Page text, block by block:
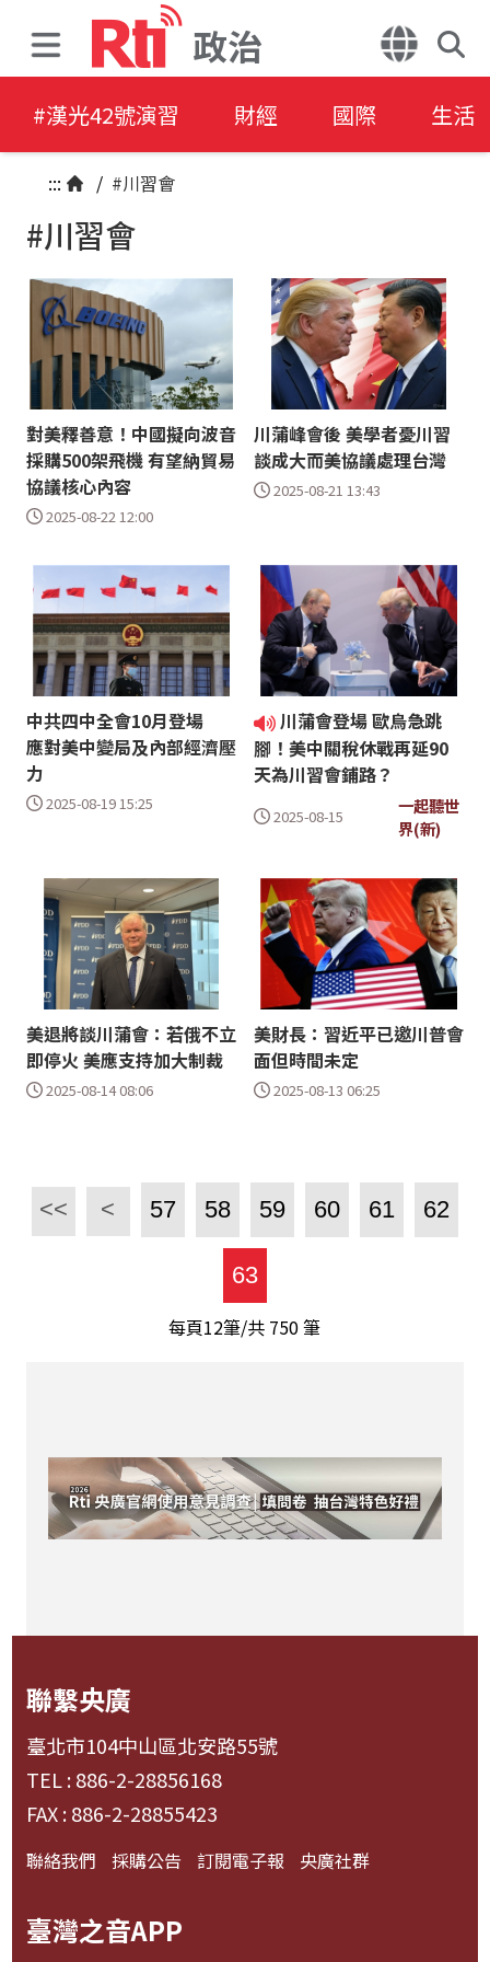
政治
#漢光42號演習 財經 國際 生活
::: / #川習會
#川習會
對美釋善意！中國擬向波音
採購500架飛機 有望納貿易
協議核心內容
2025-08-22 12:00
川蒲峰會後 美學者憂川習
談成大而美協議處理台灣
2025-08-21 13:43
中共四中全會10月登場
應對美中變局及內部經濟壓
力
2025-08-19 15:25
川蒲會登場 歐烏急跳
腳！美中關稅休戰再延90
天為川習會鋪路？
2025-08-15
一起聽世
界(新)
美退將談川蒲會：若俄不立
即停火 美應支持加大制裁
2025-08-14 08:06
美財長：習近平已邀川普會
面但時間未定
2025-08-13 06:25
<< < 57 58 59 60 61 62
63
每頁12筆/共 750筆
聯繫央廣
臺北市104中山區北安路55號
TEL : 886-2-28856168
FAX : 886-2-28855423
聯絡我們 採購公告 訂閱電子報 央廣社群
臺灣之音APP